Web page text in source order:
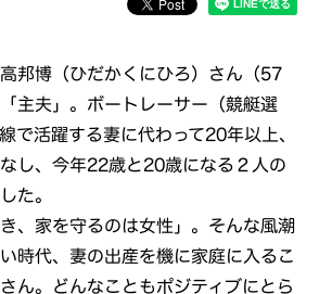
邦博（ひだかくにひろ）さん（57
主夫」。ボートレーサー（競艇選
で活躍する妻に代わって20年以上、
し、今年22歳と20歳になる２人の
た。
き、家を守るのは女性」。そんな風潮
時代、妻の出産を機に家庭に入るこ
ん。どんなこともポジティブにとら